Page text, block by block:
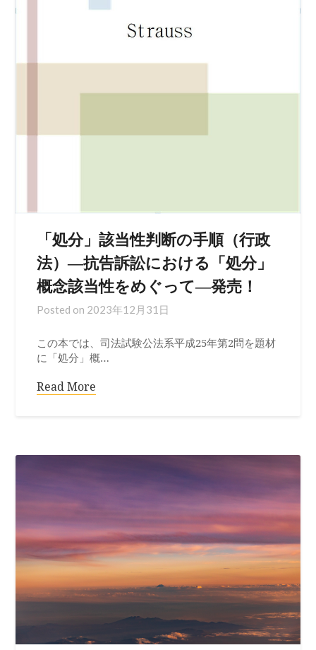
「処分」該当性判断の手順（行政
法）―抗告訴訟における「処分」
概念該当性をめぐって―発売！
Posted on 2023年12月31日
この本では、司法試験公法系平成25年第2問を題材
に「処分」概…
Read More